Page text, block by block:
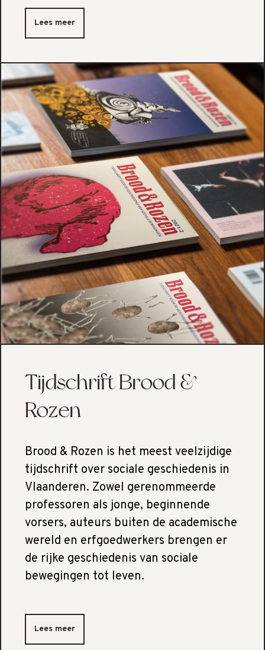
Lees meer
Tijdschrift Brood &
Rozen
Brood & Rozen is het meest veelzijdige
tijdschrift over sociale geschiedenis in
Vlaanderen. Zowel gerenommeerde
professoren als jonge, beginnende
vorsers, auteurs buiten de academische
wereld en erfgoedwerkers brengen er
de rijke geschiedenis van sociale
bewegingen tot leven.
Lees meer